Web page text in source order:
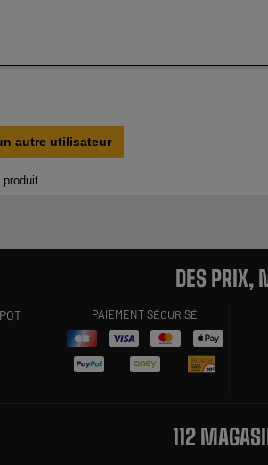
DES PRIX,
PAIEMENT SÉCURISÉ
112